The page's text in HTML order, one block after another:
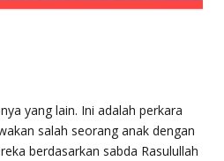
yang lain. Ini adalah perkara
salah seorang anak dengan
berdasarkan sabda Rasulullah